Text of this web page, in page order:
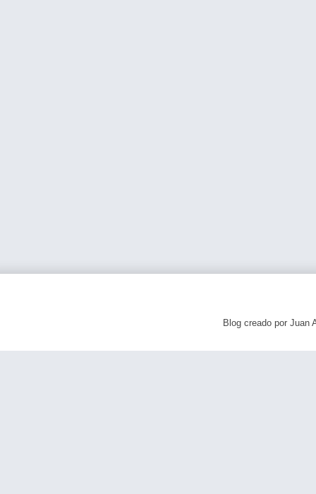
Blog creado por Juan